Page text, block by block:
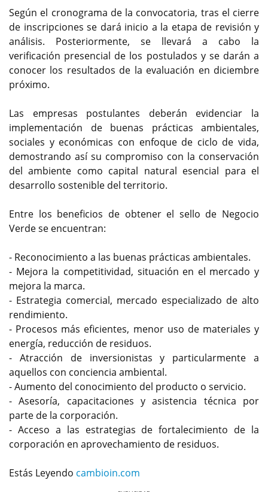
Según el cronograma de la convocatoria, tras el cierre
de inscripciones se dará inicio a la etapa de revisión y
análisis. Posteriormente, se llevará a cabo la
verificación presencial de los postulados y se darán a
conocer los resultados de la evaluación en diciembre
próximo.
Las empresas postulantes deberán evidenciar la
implementación de buenas prácticas ambientales,
sociales y económicas con enfoque de ciclo de vida,
demostrando así su compromiso con la conservación
del ambiente como capital natural esencial para el
desarrollo sostenible del territorio.
Entre los beneficios de obtener el sello de Negocio
Verde se encuentran:
- Reconocimiento a las buenas prácticas ambientales.
- Mejora la competitividad, situación en el mercado y
mejora la marca.
- Estrategia comercial, mercado especializado de alto
rendimiento.
- Procesos más eficientes, menor uso de materiales y
energía, reducción de residuos.
- Atracción de inversionistas y particularmente a
aquellos con conciencia ambiental.
- Aumento del conocimiento del producto o servicio.
- Asesoría, capacitaciones y asistencia técnica por
parte de la corporación.
- Acceso a las estrategias de fortalecimiento de la
corporación en aprovechamiento de residuos.
Estás Leyendo cambioin.com